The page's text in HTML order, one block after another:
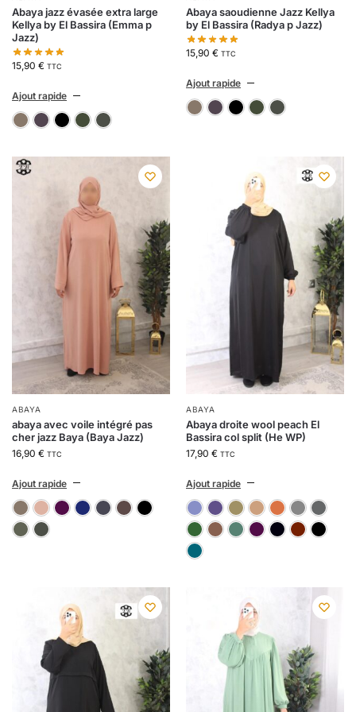
Abaya jazz évasée extra large
Kellya by El Bassira (Emma p
Jazz)
15,90 € TTC
Ajout rapide
11-taupe
Vert 246vert kaki foncé 52
Abaya saoudienne Jazz Kellya
by El Bassira (Radya p Jazz)
15,90 € TTC
Ajout rapide
11-taupe
ABAYA
abaya avec voile intégré pas
cher jazz Baya (Baya Jazz)
16,90 € TTC
Ajout rapide
11-taupe141-saumon
aubergine 109
bleu marine 93
gris anthracite 29
marron chocolat 04
noir
vert kaki foncé 52
ABAYA
Abaya droite wool peach El
Bassira col split (He WP)
17,90 € TTC
Ajout rapide
105-bleuet
108-violet
130-vert
56-vert infini
6-marron café
60-vert